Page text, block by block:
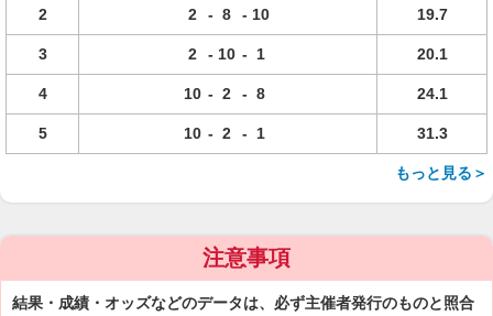
2 2 - 8 - 10 19.7
3 2 - 10 - 1 20.1
4 10 - 2 - 8 24.1
5 10 - 2 - 1 31.3
もっと見る＞
注意事項
結果・成績・オッズなどのデータは、必ず主催者発行のものと照合